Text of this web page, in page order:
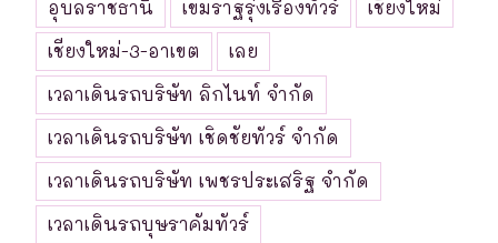
อุบลราชธานี
เขมราฐรุ่งเรืองทัวร์
เชียงใหม่
เชียงใหม่-3-อาเขต
เลย
เวลาเดินรถบริษัท ลิกไนท์ จำกัด
เวลาเดินรถบริษัท เชิดชัยทัวร์ จำกัด
เวลาเดินรถบริษัท เพชรประเสริฐ จำกัด
เวลาเดินรถบุษราคัมทัวร์